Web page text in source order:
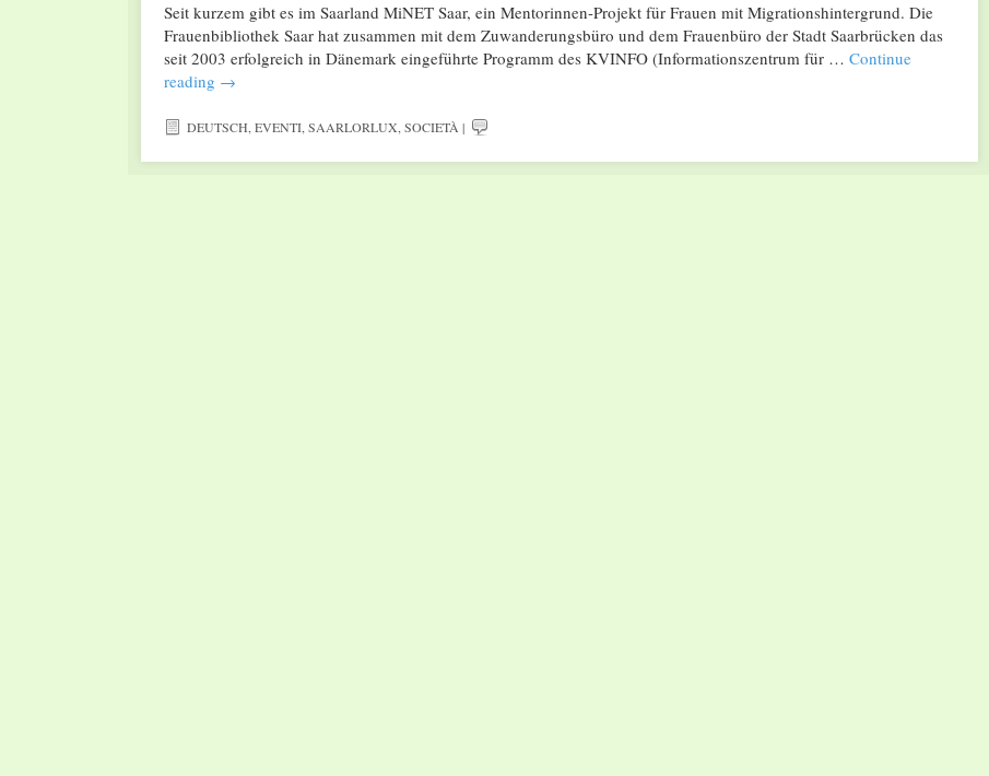
Seit kurzem gibt es im Saarland MiNET Saar, ein Mentorinnen-Projekt für Frauen mit Migrationshintergrund. Die
Frauenbibliothek Saar hat zusammen mit dem Zuwanderungsbüro und dem Frauenbüro der Stadt Saarbrücken das
seit 2003 erfolgreich in Dänemark eingeführte Programm des KVINFO (Informationszentrum für … Continue
reading →
DEUTSCH,EVENTI,SAARLORLUX,SOCIETÀ |